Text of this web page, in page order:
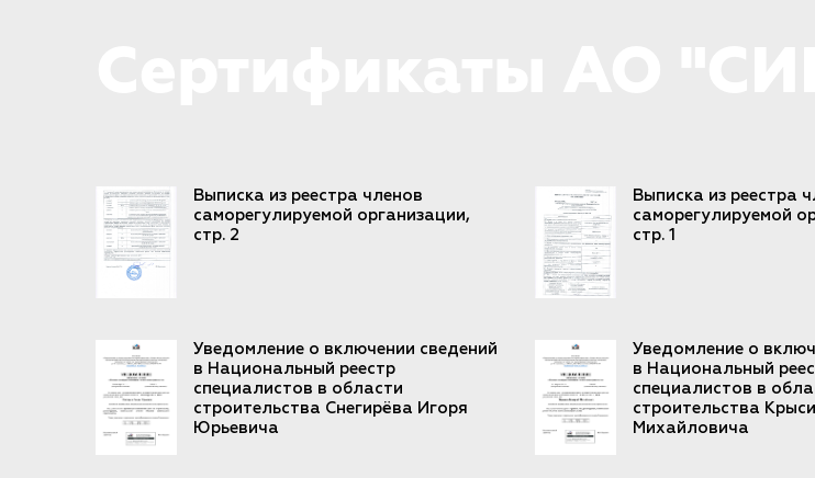
Выписка из реестра членов
саморегулируемой организации,
стр. 2
Выписка из реестра
саморегулируемой
стр. 1
Уведомление о включении сведений
в Национальный реестр
специалистов в области
строительства Снегирёва Игоря
Юрьевича
Уведомление о
в Национальный
специалистов в
строительства
Михайловича